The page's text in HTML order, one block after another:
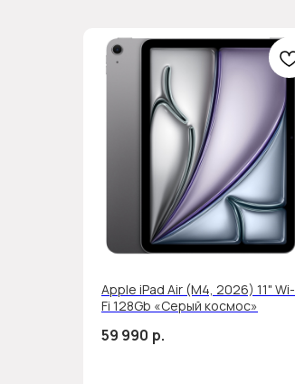
Apple iPad Air (M4, 2026) 11" Wi-
Fi 128Gb «Серый космос»
59 990 р.